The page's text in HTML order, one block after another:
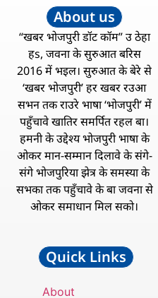
About us
“खबर भोजपुरी डॉट कॉम” उ ठेहा
हs, जवना के सुरुआत बरिस
2016 में भइल। सुरुआत के बेरे से
‘खबर भोजपुरी’ हर खबर रउआ
सभन तक राउरे भाषा ‘भोजपुरी’ में
पहुँचावे खातिर समर्पित रहल बा।
हमनी के उद्देश्य भोजपुरी भाषा के
ओकर मान-सम्मान दिलावे के संगे-
संगे भोजपुरिया झेत्र के समस्या के
सभका तक पहुँचावे के बा जवना से
ओकर समाधान मिल सको।
Quick Links
About